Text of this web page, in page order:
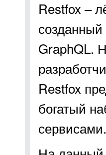
Restfox –
GraphQL.
Restfox
богатый
сервисами.